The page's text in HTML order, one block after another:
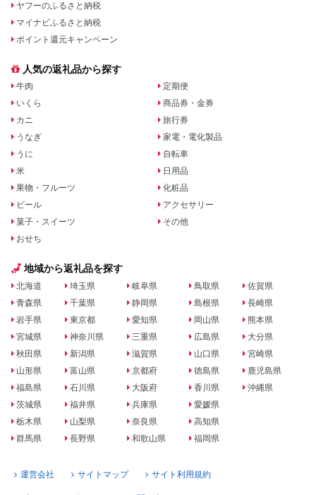
ヤフーのふるさと納税
マイナビふるさと納税
ポイント還元キャンペーン
人気の返礼品から探す
牛肉
いくら
カニ
うなぎ
うに
米
果物・フルーツ
ビール
菓子・スイーツ
おせち
定期便
商品券・金券
旅行券
家電・電化製品
自転車
日用品
化粧品
アクセサリー
その他
地域から返礼品を探す
北海道
青森県
岩手県
宮城県
秋田県
山形県
福島県
茨城県
栃木県
群馬県
埼玉県
千葉県
東京都
神奈川県
新潟県
富山県
石川県
福井県
山梨県
長野県
岐阜県
静岡県
愛知県
三重県
滋賀県
京都府
大阪府
兵庫県
奈良県
和歌山県
鳥取県
島根県
岡山県
広島県
山口県
徳島県
香川県
愛媛県
高知県
福岡県
佐賀県
長崎県
熊本県
大分県
宮崎県
鹿児島県
沖縄県
運営会社 サイトマップ サイト利用規約